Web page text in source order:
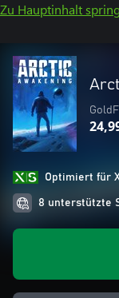
Zu Hauptinhalt
Optimiert für
8 unterstützte